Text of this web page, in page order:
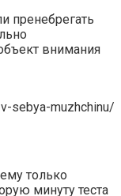
пренебрегать
внимания
sebya-muzhchinu/
только
минуту теста